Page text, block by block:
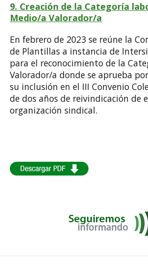
9. Creación de la Categoría
Medio/a Valorador/a
En febrero de 2023 se reúne la
de Plantillas a instancia de
para el reconocimiento de la
Valorador/a donde se aprueba
su inclusión en el III Convenio
de dos años de reivindicación de
organización sindical.